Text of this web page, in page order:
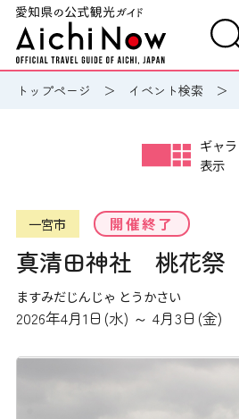
トップページ イベント検索
一宮市 開催終了
真清田神社 桃花祭
ますみだじんじゃ とうかさい
2026年4月1日(水) ～ 4月3日(金)
ギャ
表示